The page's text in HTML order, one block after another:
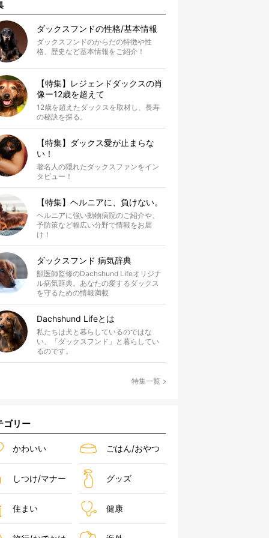
ダックスフンドの性格/基本情報
ダックスフンドのからだの特徴や性
格、歴史など基本情報をご紹介！
【特集】レジェンドダックスの肖
像ー12歳を超えて
12歳を超えたダックスを取材し、長寿
の秘訣を探る。
【特集】ダックス愛が止まらな
い！
著名人の隠れたダックスファンをイン
タビュー！
【特集】ヘルニアに、負けない。
ヘルニアに強い動物病院のご紹介や、
予防策など幅広い分野で情報をお届
け！
ダックスフンド 病気辞典
獣医師監修のDachshund Lifeオリジナ
ル病気辞典。あなたの愛するダックス
を守るための情報満載
Dachshund Lifeとは
私たちは犬と暮らしているのではな
い、「ダックスフンド」と暮らしてい
るのです。
特集一覧
ゴリー
かわいい ごはん/おやつ
しつけ/マナー グッズ
住まい 健康